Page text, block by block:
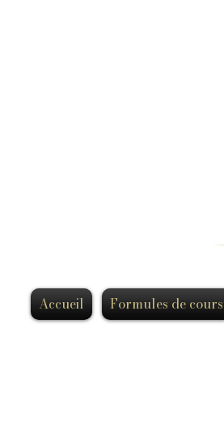
Accueil Formules de cours